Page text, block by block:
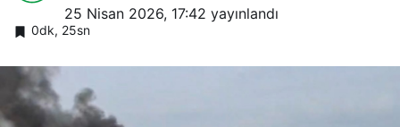
25 Nisan 2026, 17:42 yayınlandı
0dk, 25sn